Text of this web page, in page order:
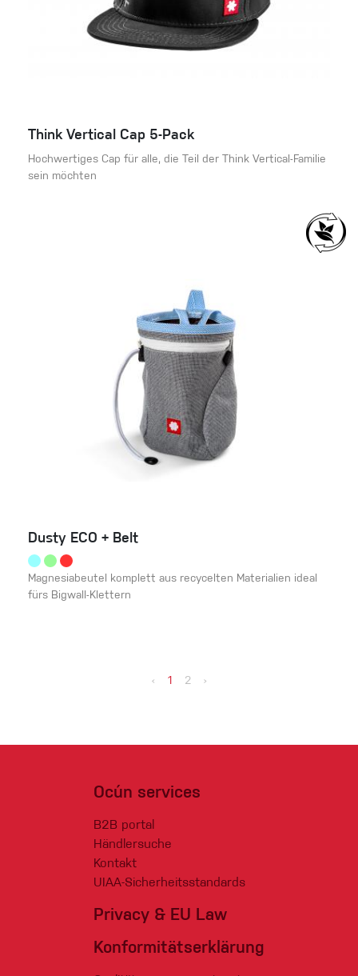
Think Vertical Cap 5-Pack
Hochwertiges Cap für alle, die Teil der Think Vertical-Familie
sein möchten
Dusty ECO + Belt
Magnesiabeutel komplett aus recycelten Materialien ideal
fürs Bigwall-Klettern
‹ 1 2 ›
Ocún services
B2B portal
Händlersuche
Kontakt
UIAA-Sicherheitsstandards
Privacy & EU Law
Konformitätserklärung